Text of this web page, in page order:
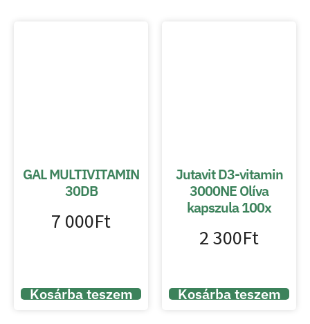
GAL MULTIVITAMIN
30DB
7 000Ft
Kosárba teszem
Jutavit D3-vitamin
3000NE Olíva
kapszula 100x
2 300Ft
Kosárba teszem